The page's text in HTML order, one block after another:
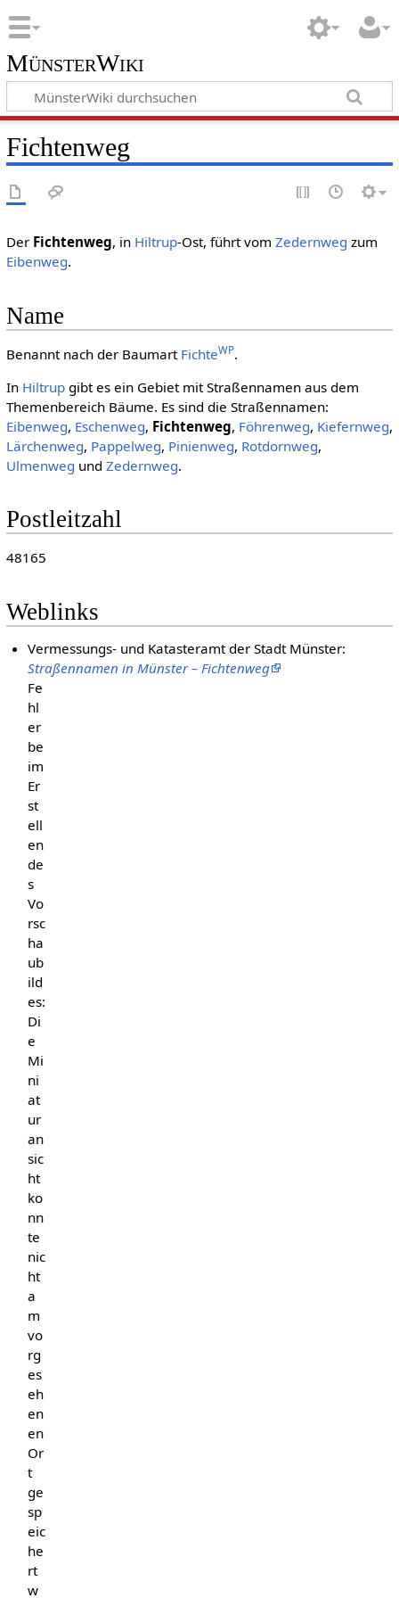
MünsterWiki
Fichtenweg
Der Fichtenweg, in Hiltrup-Ost, führt vom Zedernweg zum
Eibenweg.
Name
Benannt nach der Baumart FichteWP.
In Hiltrupgibt es ein Gebiet mit Straßennamen aus dem
Themenbereich Bäume. Es sind die Straßennamen:
Eibenweg, Eschenweg, Fichtenweg, Föhrenweg, Kiefernweg,
Lärchenweg, Pappelweg, Pinienweg, Rotdornweg,
Ulmenweg und Zedernweg.
Postleitzahl
48165
Weblinks
Vermessungs- und Katasteramt der Stadt Münster:
Straßennamen in Münster – Fichtenweg
Fe
hl
er
be
im
Er
st
ell
en
de
s
Vo
rsc
ha
ub
ild
es:
Di
e
Mi
ni
at
ur
an
sic
ht
ko
nn
te
nic
ht
a
m
vo
rg
es
eh
en
en
Or
t
ge
sp
eic
he
rt
w